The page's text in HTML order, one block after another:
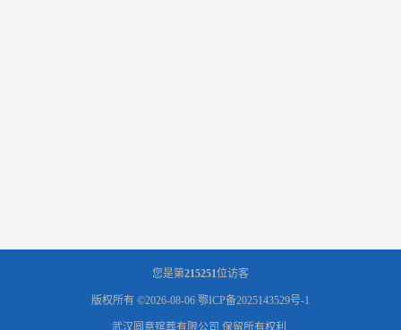
您是第215251位访客
版权所有 ©2026-08-06 鄂ICP备2025143529号-1
武汉圆意殡葬有限公司 保留所有权利.